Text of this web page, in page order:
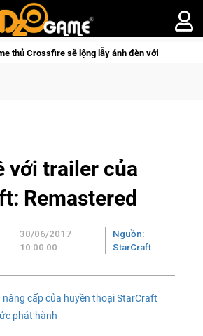
sẽ lộng lẫy ánh đèn với Kho Báu Hoàng Gia
với trailer của
Remastered
30/06/2017
10:00:00
Nguồn:
StarCraft
nâng cấp của huyền thoại StarCraft
phát hành